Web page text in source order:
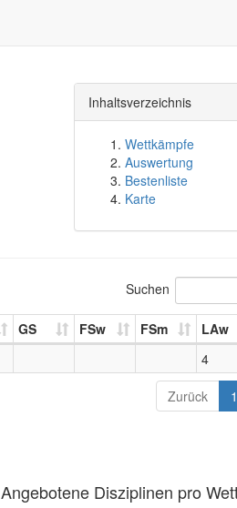
Inhaltsverzeichnis
Wettkämpfe
Auswertung
Bestenliste
Karte
Suchen
GS FSw FSm LAw
4
Zurück 1
Angebotene Disziplinen pro